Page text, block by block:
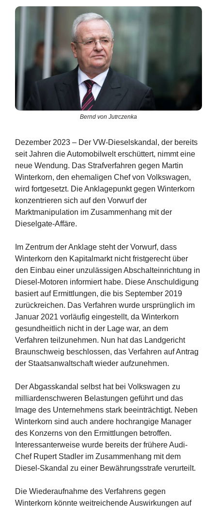
Bernd von Jutrczenka
Dezember 2023 – Der VW-Dieselskandal, der bereits
seit Jahren die Automobilwelt erschüttert, nimmt eine
neue Wendung. Das Strafverfahren gegen Martin
Winterkorn, den ehemaligen Chef von Volkswagen,
wird fortgesetzt. Die Anklagepunkt gegen Winterkorn
konzentrieren sich auf den Vorwurf der
Marktmanipulation im Zusammenhang mit der
Dieselgate-Affäre.
Im Zentrum der Anklage steht der Vorwurf, dass
Winterkorn den Kapitalmarkt nicht fristgerecht über
den Einbau einer unzulässigen Abschalteinrichtung in
Diesel-Motoren informiert habe. Diese Anschuldigung
basiert auf Ermittlungen, die bis September 2019
zurückreichen. Das Verfahren wurde ursprünglich im
Januar 2021 vorläufig eingestellt, da Winterkorn
gesundheitlich nicht in der Lage war, an dem
Verfahren teilzunehmen. Nun hat das Landgericht
Braunschweig beschlossen, das Verfahren auf Antrag
der Staatsanwaltschaft wieder aufzunehmen.
Der Abgasskandal selbst hat bei Volkswagen zu
milliardenschweren Belastungen geführt und das
Image des Unternehmens stark beeinträchtigt. Neben
Winterkorn sind auch andere hochrangige Manager
des Konzerns von den Ermittlungen betroffen.
Interessanterweise wurde bereits der frühere Audi-
Chef Rupert Stadler im Zusammenhang mit dem
Diesel-Skandal zu einer Bewährungsstrafe verurteilt.
Die Wiederaufnahme des Verfahrens gegen
Winterkorn könnte weitreichende Auswirkungen auf